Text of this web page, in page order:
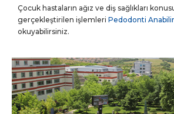
Çocuk hastaların ağız ve diş sağlıkları
gerçekleştirilen işlemleri Pedodonti
okuyabilirsiniz.